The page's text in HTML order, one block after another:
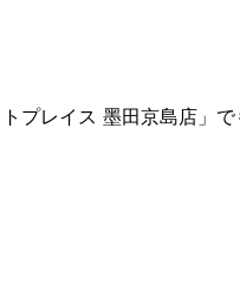
プレイス 墨田京島店」